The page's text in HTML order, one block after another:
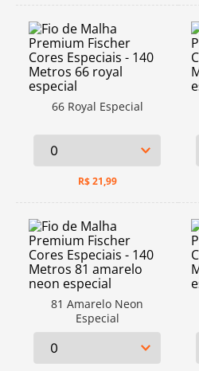
66 Royal Especial
R$21,99
81 Amarelo Neon
Especial